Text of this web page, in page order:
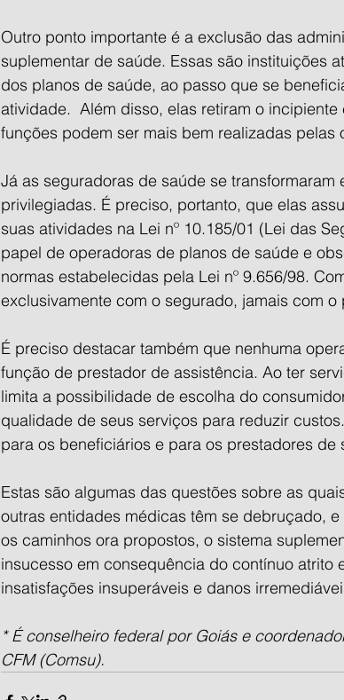
Outro ponto importante é a exclusão das
suplementar de saúde. Essas são instituições
dos planos de saúde, ao passo que se
atividade.  Além disso, elas retiram o
funções podem ser mais bem realizadas pelas
Já as seguradoras de saúde se
privilegiadas. É preciso, portanto, que elas
suas atividades na Lei nº 10.185/01 (Lei das
papel de operadoras de planos de saúde e
normas estabelecidas pela Lei nº 9.656/98.
exclusivamente com o segurado, jamais com
É preciso destacar também que nenhuma
função de prestador de assistência. Ao ter
limita a possibilidade de escolha do
qualidade de seus serviços para reduzir
para os beneficiários e para os prestadores de
Estas são algumas das questões sobre as
outras entidades médicas têm se debruçado,
os caminhos ora propostos, o sistema
insucesso em consequência do contínuo
insatisfações insuperáveis e danos
* É conselheiro federal por Goiás e
CFM (Comsu).